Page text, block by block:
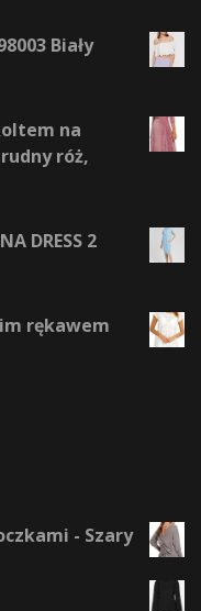
Biały
na
róż,
DRESS 2
rękawem
- Szary